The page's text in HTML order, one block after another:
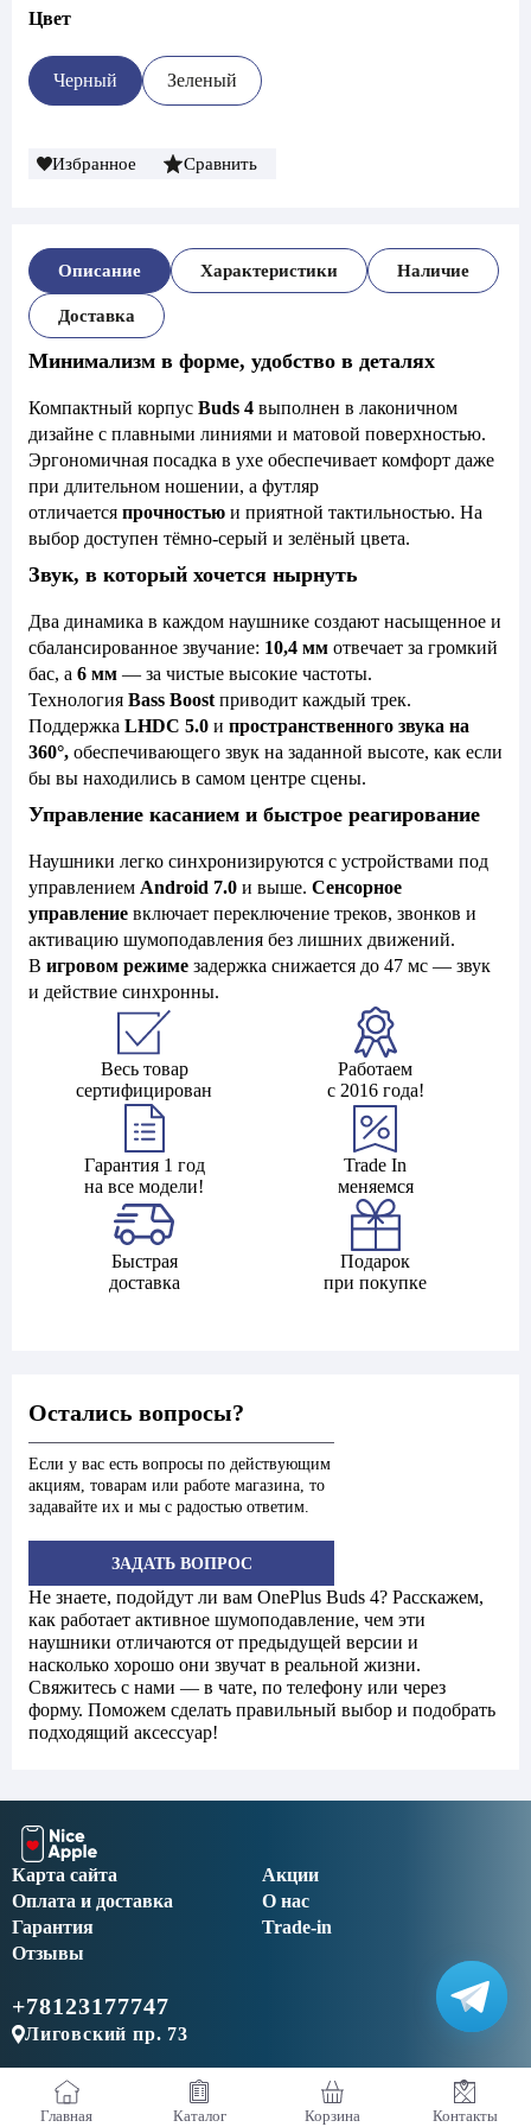
Цвет
Черный Зеленый
Избранное Сравнить
Описание Характеристики Наличие
Доставка
Минимализм в форме, удобство в деталях
Компактный корпус Buds 4 выполнен в лаконичном
дизайне с плавными линиями и матовой поверхностью.
Эргономичная посадка в ухе обеспечивает комфорт даже
при длительном ношении, а футляр
отличается прочностью и приятной тактильностью. На
выбор доступен тёмно-серый и зелёный цвета.
Звук, в который хочется нырнуть
Два динамика в каждом наушнике создают насыщенное и
сбалансированное звучание: 10,4 мм отвечает за громкий
бас, а 6 мм — за чистые высокие частоты.
Технология Bass Boost приводит каждый трек.
Поддержка LHDC 5.0 и пространственного звука на
360°, обеспечивающего звук на заданной высоте, как если
бы вы находились в самом центре сцены.
Управление касанием и быстрое реагирование
Наушники легко синхронизируются с устройствами под
управлением Android 7.0 и выше. Сенсорное
управление включает переключение треков, звонков и
активацию шумоподавления без лишних движений.
В игровом режиме задержка снижается до 47 мс — звук
и действие синхронны.
Весь товар
сертифицирован
Работаем
с 2016 года!
Гарантия 1 год
на все модели!
Trade In
меняемся
Быстрая
доставка
Подарок
при покупке
Остались вопросы?
Если у вас есть вопросы по действующим
акциям, товарам или работе магазина, то
задавайте их и мы с радостью ответим.
ЗАДАТЬ ВОПРОС
Не знаете, подойдут ли вам OnePlus Buds 4? Расскажем,
как работает активное шумоподавление, чем эти
наушники отличаются от предыдущей версии и
насколько хорошо они звучат в реальной жизни.
Свяжитесь с нами — в чате, по телефону или через
форму. Поможем сделать правильный выбор и подобрать
подходящий аксессуар!
Акции
О нас
Оплата и доставка
Trade-in
Гарантия
Отзывы
Карта сайта
+78123177747
Лиговский пр. 73
Главная Каталог Корзина Контакты